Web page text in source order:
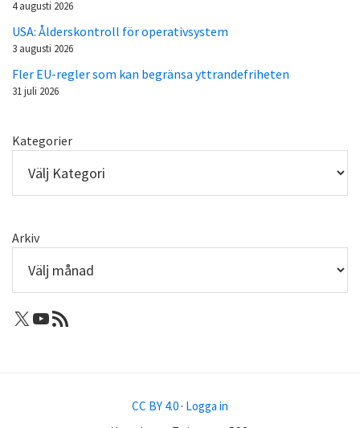
4 augusti 2026
USA: Ålderskontroll för operativsystem
3 augusti 2026
Fler EU-regler som kan begränsa yttrandefriheten
31 juli 2026
Kategorier
Arkiv
X: Femtejuli
Youtube
RSS-flöde
CC BY 4.0 · Logga in